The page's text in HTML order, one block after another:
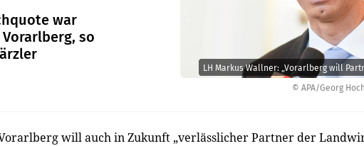
© APA/Georg
LH Markus Wallner: „Vorarlberg will
war
so
will auch in Zukunft „verlässlicher Partner der